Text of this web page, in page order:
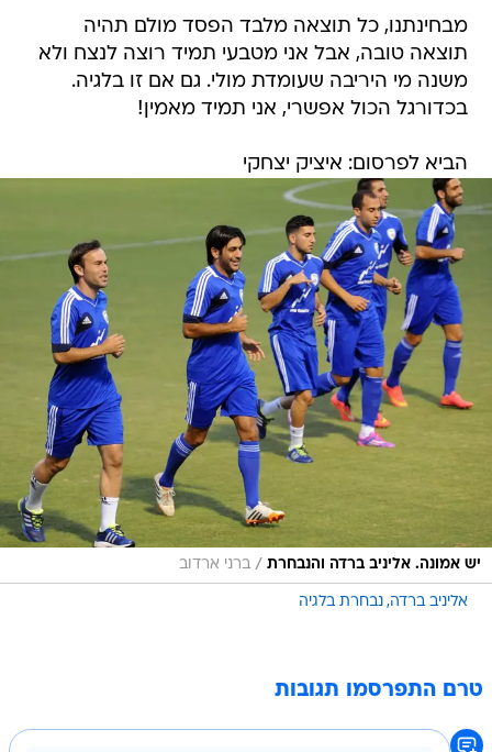
מבחינתנו, כל תוצאה מלבד הפסד מולם תהיה
תוצאה טובה, אבל אני מטבעי תמיד רוצה לנצח ולא
משנה מי היריבה שעומדת מולי. גם אם זו בלגיה.
בכדורגל הכול אפשרי, אני תמיד מאמין!
הביא לפרסום: איציק יצחקי
יש אמונה. אליניב ברדה והנבחרת / ברני ארדוב
אליניב ברדה נבחרת בלגיה
טרם התפרסמו תגובות